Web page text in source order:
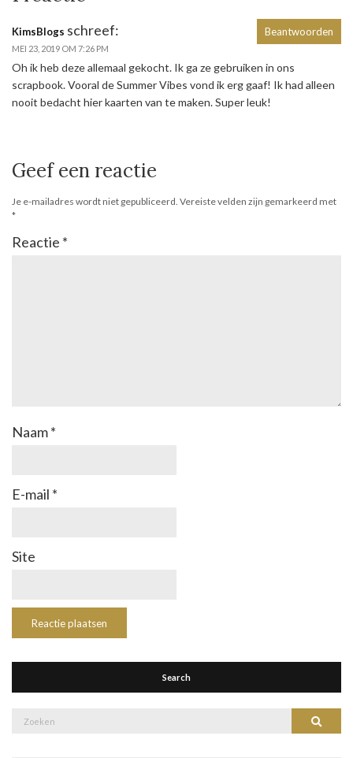
KimsBlogs schreef:
MEI 23, 2019 OM 7:26 PM
Oh ik heb deze allemaal gekocht. Ik ga ze gebruiken in ons
scrapbook. Vooral de Summer Vibes vond ik erg gaaf! Ik had alleen
nooit bedacht hier kaarten van te maken. Super leuk!
Beantwoorden
Geef een reactie
Je e-mailadres wordt niet gepubliceerd. Vereiste velden zijn gemarkeerd met
*
Reactie *
Naam*
E-mail *
Site
Search
Zoek